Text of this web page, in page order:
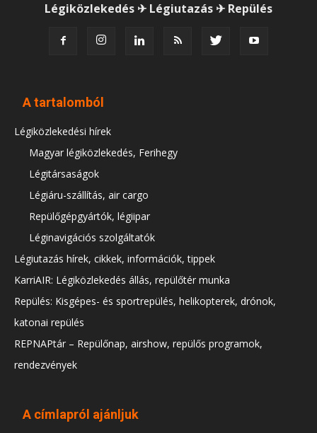
Légiközlekedés ✈ Légiutazás ✈ Repülés
A tartalomból
Légiközlekedési hírek
Magyar légiközlekedés, Ferihegy
Légitársaságok
Légiáru-szállítás, air cargo
Repülőgépgyártók, légiipar
Léginavigációs szolgáltatók
Légiutazás hírek, cikkek, információk, tippek
KarriAIR: Légiközlekedés állás, repülőtér munka
Repülés: Kisgépes- és sportrepülés, helikopterek, drónok,
katonai repülés
REPNAPtár – Repülőnap, airshow, repülős programok,
rendezvények
A címlapról ajánljuk